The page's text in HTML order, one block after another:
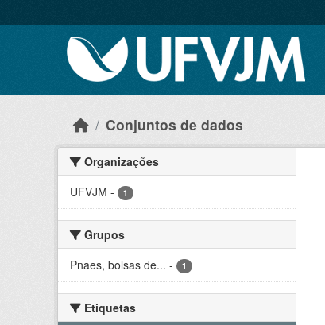
Conjuntos de dados
Organizações
UFVJM - 1
Grupos
Pnaes, bolsas de... - 1
Etiquetas